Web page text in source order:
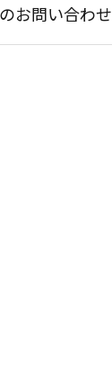
お問い合わせ